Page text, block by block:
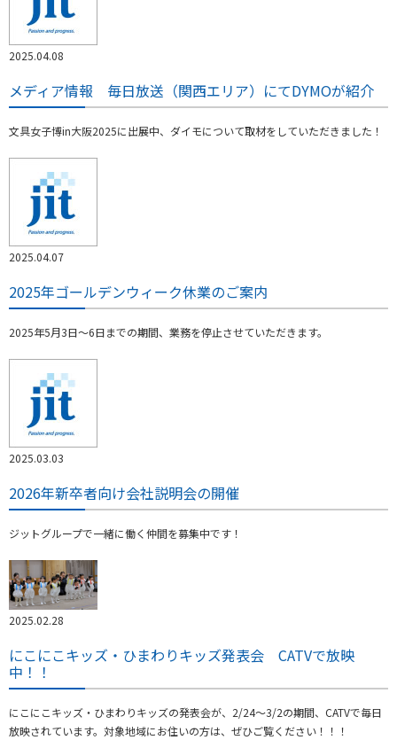
2025.04.08
メディア情報 毎日放送（関西エリア）にてDYMOが紹介
文具女子博in大阪2025に出展中、ダイモについて取材をしていただきました！
2025.04.07
2025年ゴールデンウィーク休業のご案内
2025年5月3日～6日までの期間、業務を停止させていただきます。
2025.03.03
2026年新卒者向け会社説明会の開催
ジットグループで一緒に働く仲間を募集中です！
2025.02.28
にこにこキッズ・ひまわりキッズ発表会 CATVで放映
中！！
にこにこキッズ・ひまわりキッズの発表会が、2/24～3/2の期間、CATVで毎日
放映されています。対象地域にお住いの方は、ぜひご覧ください！！！